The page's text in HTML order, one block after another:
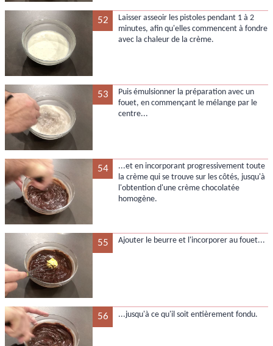
52
Laisser asseoir les pistoles pendant 1 à 2
minutes, afin qu'elles commencent à fondre
avec la chaleur de la crème.
53
Puis émulsionner la préparation avec un
fouet, en commençant le mélange par le
centre...
54
...et en incorporant progressivement toute
la crème qui se trouve sur les côtés, jusqu'à
l'obtention d'une crème chocolatée
homogène.
55 Ajouter le beurre et l'incorporer au fouet...
56 ...jusqu'à ce qu'il soit entièrement fondu.